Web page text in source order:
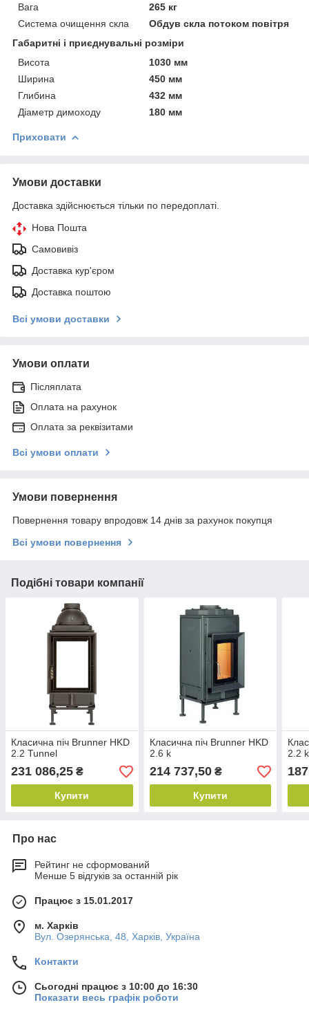
Вага
265 кг
Система очищення скла
Обдув скла потоком повітря
Габаритні і приєднувальні розміри
Висота
1030 мм
Ширина
450 мм
Глибина
432 мм
Діаметр димоходу
180 мм
Приховати
Умови доставки
Доставка здійснюється тільки по передоплаті.
Нова Пошта
Самовивіз
Доставка кур'єром
Доставка поштою
Всі умови доставки
Умови оплати
Післяплата
Оплата на рахунок
Оплата за реквізитами
Всі умови оплати
Умови повернення
Повернення товару впродовж 14 днів за рахунок покупця
Всі умови повернення
Подібні товари компанії
Класична піч Brunner HKD
2.2 Tunnel
231 086,25 ₴
Купити
Класична піч Brunner HKD
2.6 k
214 737,50₴
Купити
2.2 k
Про нас
Рейтинг не сформований
Менше 5 відгуків за останній рік
Працює з 15.01.2017
м. Харків
Вул. Озерянська, 48, Харків, Україна
Контакти
Сьогодні працює з 10:00 до 16:30
Показати весь графік роботи